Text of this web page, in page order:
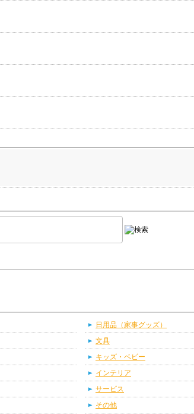
日用品（家事グッズ）
文具
キッズ・ベビー
インテリア
サービス
その他